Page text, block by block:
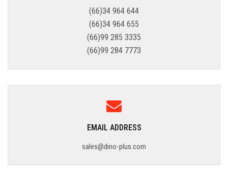
(66)34 964 644
(66)34 964 655
(66)99 285 3335
(66)99 284 7773
EMAIL ADDRESS
sales@dino-plus.com